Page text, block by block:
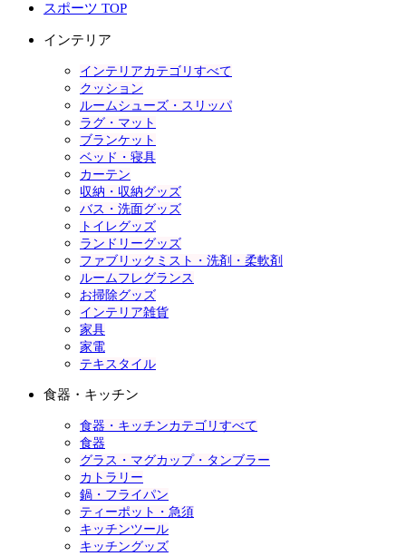
スポーツ TOP
インテリア
インテリアカテゴリすべて
クッション
ルームシューズ・スリッパ
ラグ・マット
ブランケット
ベッド・寝具
カーテン
収納・収納グッズ
バス・洗面グッズ
トイレグッズ
ランドリーグッズ
ファブリックミスト・洗剤・柔軟剤
ルームフレグランス
お掃除グッズ
インテリア雑貨
家具
家電
テキスタイル
食器・キッチン
食器・キッチンカテゴリすべて
食器
グラス・マグカップ・タンブラー
カトラリー
鍋・フライパン
ティーポット・急須
キッチンツール
キッチングッズ